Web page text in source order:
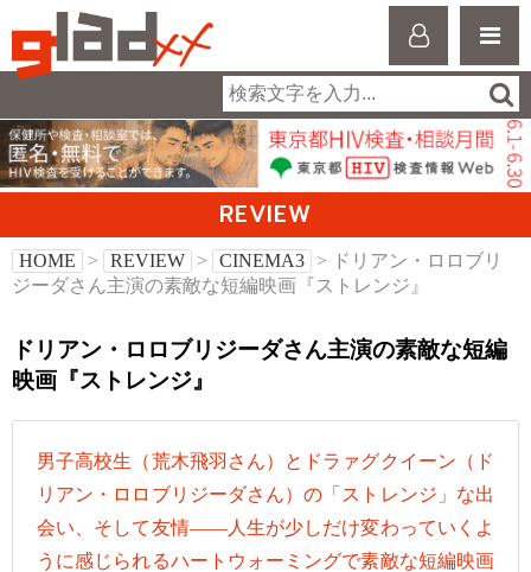
REVIEW
HOME > REVIEW > CINEMA3
> ドリアン・ロロブリ
ジーダさん主演の素敵な短編映画『ストレンジ』
ドリアン・ロロブリジーダさん主演の素敵な短編
映画『ストレンジ』
男子高校生（荒木飛羽さん）とドラァグクイーン（ド
リアン・ロロブリジーダさん）の「ストレンジ」な出
会い、そして友情――人生が少しだけ変わっていくよ
うに感じられるハートウォーミングで素敵な短編映画